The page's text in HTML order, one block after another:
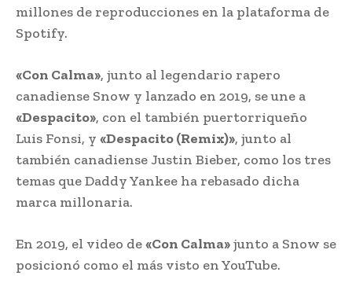
millones de reproducciones en la plataforma de
Spotify.
«Con Calma», junto al legendario rapero
canadiense Snow y lanzado en 2019, se une a
«Despacito», con el también puertorriqueño
Luis Fonsi, y «Despacito (Remix)», junto al
también canadiense Justin Bieber, como los tres
temas que Daddy Yankee ha rebasado dicha
marca millonaria.
En 2019, el video de«Con Calma»junto a Snow se
posicionó como el más visto en YouTube.